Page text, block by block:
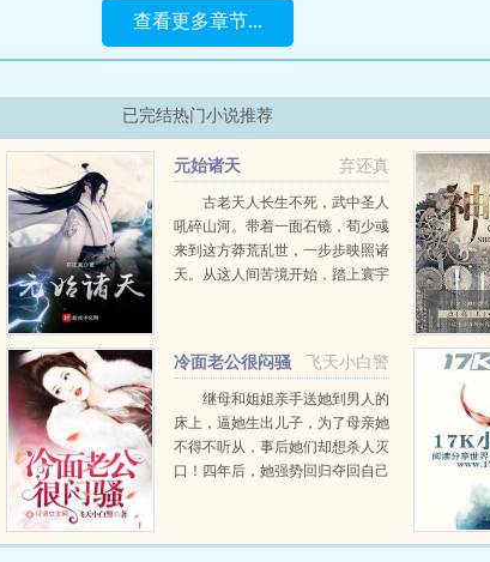
查看更多章节...
已完结热门小说推荐
弃还真
元始诸天
古老天人长生不死，武中圣人
吼碎山河。带着一面石镜，荀少彧
来到这方莽荒乱世，一步步映照诸
天。从这人间苦境开始，踏上寰宇
飞天小白警
冷面老公很闷骚
继母和姐姐亲手送她到男人的
床上，逼她生出儿子，为了母亲她
不得不听从，事后她们却想杀人灭
口！四年后，她强势回归夺回自己